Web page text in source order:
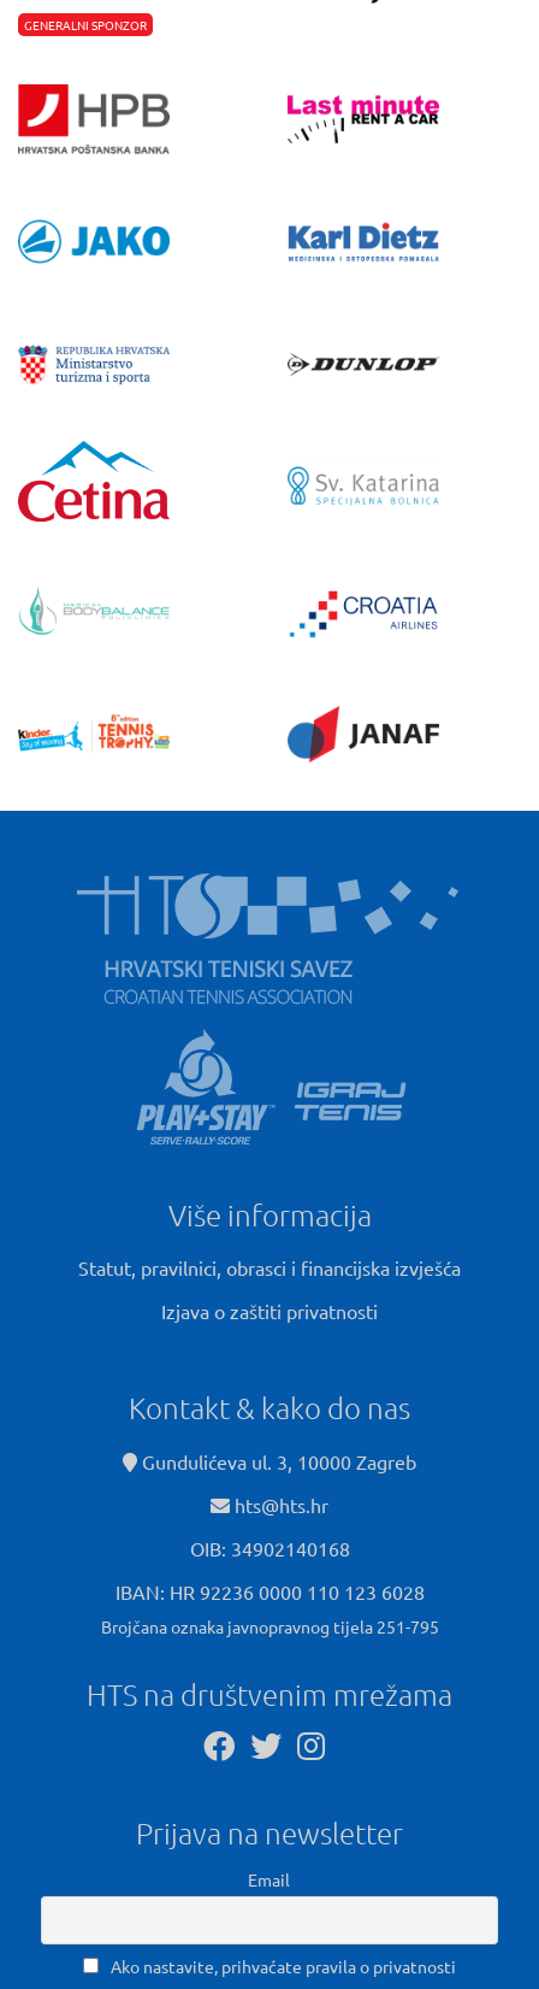
GENERALNI SPONZOR
Više informacija
Statut, pravilnici, obrasci i financijska izvješća
Izjava o zaštiti privatnosti
Kontakt & kako do nas
Gundulićeva ul. 3, 10000 Zagreb
hts@hts.hr
OIB: 34902140168
IBAN: HR 92236 0000 110 123 6028
Brojčana oznaka javnopravnog tijela 251-795
HTS na društvenim mrežama
Prijava na newsletter
Email
Ako nastavite, prihvaćate pravila o privatnosti